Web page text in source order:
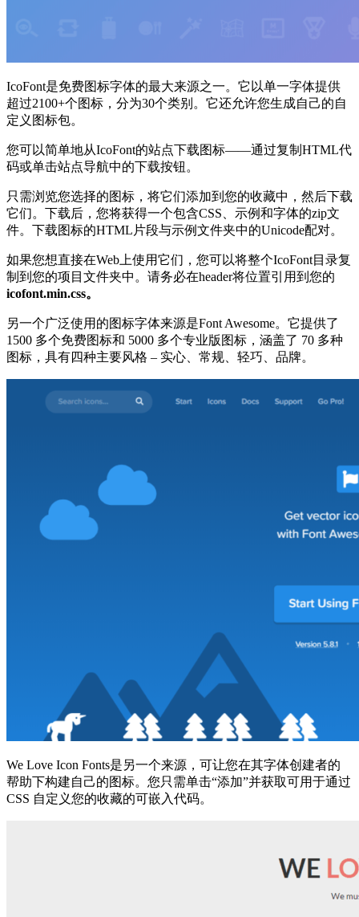
IcoFont是免费图标字体的最大来源之一。它以单一字体提供
超过2100+个图标，分为30个类别。它还允许您生成自己的自
定义图标包。
您可以简单地从IcoFont的站点下载图标——通过复制HTML代
码或单击站点导航中的下载按钮。
只需浏览您选择的图标，将它们添加到您的收藏中，然后下载
它们。下载后，您将获得一个包含CSS、示例和字体的zip文
件。下载图标的HTML片段与示例文件夹中的Unicode配对。
如果您想直接在Web上使用它们，您可以将整个IcoFont目录复
制到您的项目文件夹中。请务必在header将位置引用到您的
icofont.min.css。
另一个广泛使用的图标字体来源是Font Awesome。它提供了
1500 多个免费图标和 5000 多个专业版图标，涵盖了 70 多种
图标，具有四种主要风格 – 实心、常规、轻巧、品牌。
We Love Icon Fonts是另一个来源，可让您在其字体创建者的
帮助下构建自己的图标。您只需单击“添加”并获取可用于通过
CSS 自定义您的收藏的可嵌入代码。